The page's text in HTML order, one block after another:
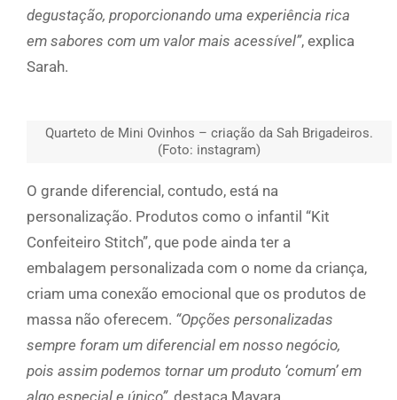
degustação, proporcionando uma experiência rica
em sabores com um valor mais acessível”, explica
Sarah.
Quarteto de Mini Ovinhos – criação da Sah Brigadeiros.
(Foto: instagram)
O grande diferencial, contudo, está na
personalização. Produtos como o infantil “Kit
Confeiteiro Stitch”, que pode ainda ter a
embalagem personalizada com o nome da criança,
criam uma conexão emocional que os produtos de
massa não oferecem. “Opções personalizadas
sempre foram um diferencial em nosso negócio,
pois assim podemos tornar um produto ‘comum’ em
algo especial e único”, destaca Mayara.